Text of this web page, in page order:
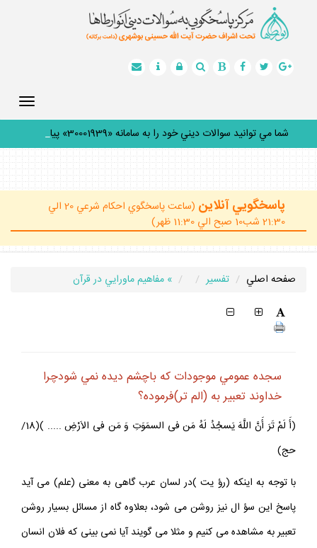
شما مي توانيد سوالات ديني خود را به سامانه «30001939» پيامك
پاسخگويي آنلاين
(ساعت پاسخگوي احكام شرعي 20 الي
21:30 شب10 صبح الي 11:30 ظهر)
صفحه اصلي تفسير » مفاهيم ماورايي در قرآن
سجده عمومي موجودات كه باچشم ديده نمي شودچرا
خداوند تعبير به (الم تر)فرموده؟
(أَ لَمْ تَرَ أَنَّ اللَّهَ يَسجُدُ لَهُ مَن فى السمَوَتِ وَ مَن فى الاَرْضِ ..... )(18/
حج)
با توجه به اينكه (رؤ يت )در لسان عرب گاهى به معنى (علم) مى آيد
پاسخ اين سؤ ال نيز روشن مى شود، بعلاوه گاه از مسائل بسيار روشن
تعبير به مشاهده مى كنيم و مثلا مى گويند آيا نمى بينى كه فلان انسان